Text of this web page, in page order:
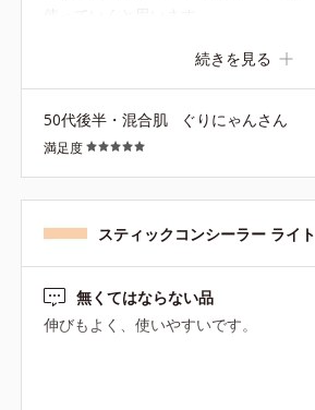
続きを見る
50代後半・混合肌 ぐりにゃんさん
満足度
スティックコンシーラー ライト
無くてはならない品
伸びもよく、使いやすいです。